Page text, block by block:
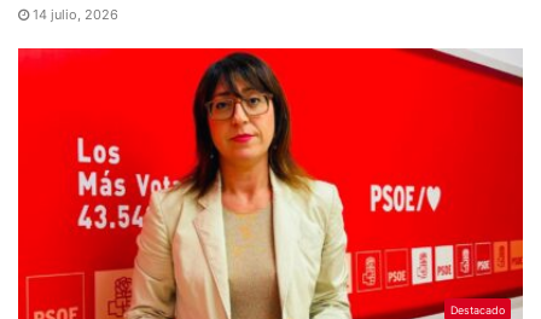
14 julio, 2026
Destacado